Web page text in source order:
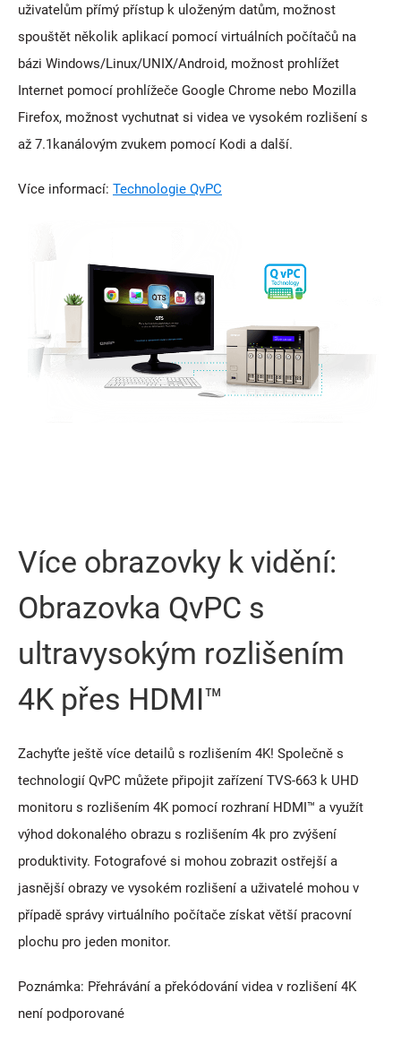
uživatelům přímý přístup k uloženým datům, možnost
spouštět několik aplikací pomocí virtuálních počítačů na
bázi Windows/Linux/UNIX/Android, možnost prohlížet
Internet pomocí prohlížeče Google Chrome nebo Mozilla
Firefox, možnost vychutnat si videa ve vysokém rozlišení s
až 7.1kanálovým zvukem pomocí Kodi a další.
Více informací: Technologie QvPC
Více obrazovky k vidění:
Obrazovka QvPC s
ultravysokým rozlišením
4K přes HDMI™
Zachyťte ještě více detailů s rozlišením 4K! Společně s
technologií QvPC můžete připojit zařízení TVS-663 k UHD
monitoru s rozlišením 4K pomocí rozhraní HDMI™ a využít
výhod dokonalého obrazu s rozlišením 4k pro zvýšení
produktivity. Fotografové si mohou zobrazit ostřejší a
jasnější obrazy ve vysokém rozlišení a uživatelé mohou v
případě správy virtuálního počítače získat větší pracovní
plochu pro jeden monitor.
Poznámka: Přehrávání a překódování videa v rozlišení 4K
není podporované